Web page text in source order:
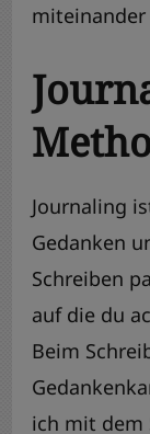
Journaling
Gedanken
Schreiben
auf die du
Beim
ich mit dem